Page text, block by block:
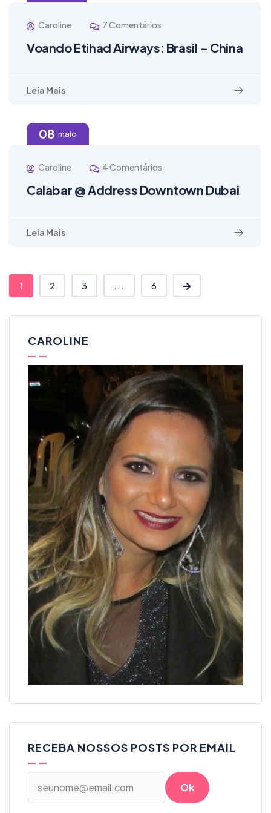
Caroline 7 Comentários
Voando Etihad Airways: Brasil – China
Leia Mais
08 maio
Caroline 4 Comentários
Calabar @ Address Downtown Dubai
Leia Mais
1 2 3 ... 6
CAROLINE
RECEBA NOSSOS POSTS POR EMAIL